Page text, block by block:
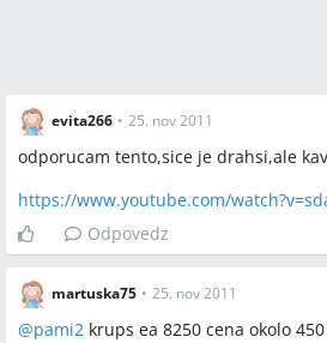
evita266 • 25. nov 2011
odporucam tento,sice je drahsi,ale
https://www.youtube.com/
Odpovedz
martuska75 • 25. nov 2011
@pami2 krups ea 8250 cena okolo